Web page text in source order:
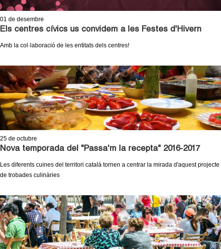
01 de desembre
Els centres cívics us convidem a les Festes d'Hivern
Amb la col·laboració de les entitats dels centres!
25 de octubre
Nova temporada del "Passa'm la recepta" 2016-2017
Les diferents cuines del territori català tornen a centrar la mirada d'aquest projecte
de trobades culinàries